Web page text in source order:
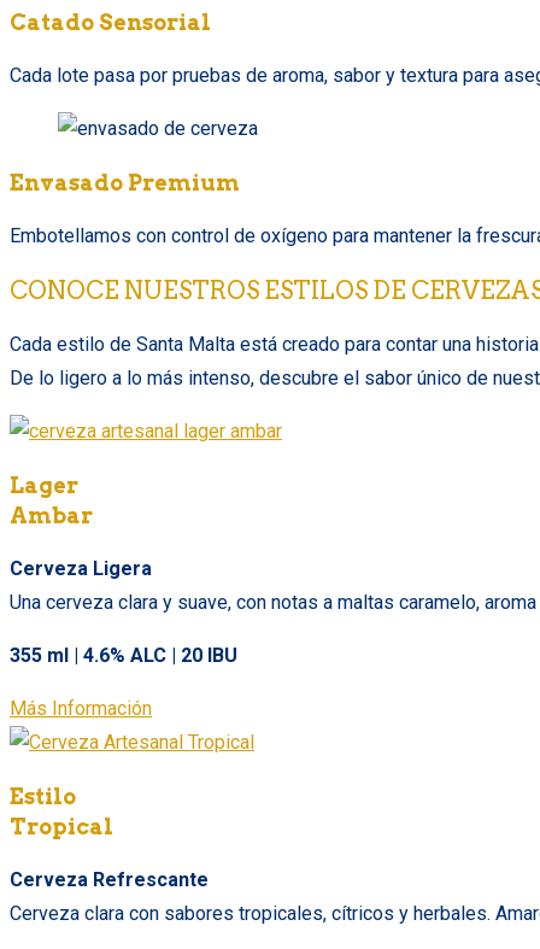
Catado Sensorial
Cada lote pasa por pruebas de aroma, sabor y textura para
Envasado Premium
Embotellamos con control de oxígeno para mantener la
CONOCE NUESTROS ESTILOS DE
Cada estilo de Santa Malta está creado para contar una
De lo ligero a lo más intenso, descubre el sabor único de
Lager
Ambar
Cerveza Ligera
Una cerveza clara y suave, con notas a maltas caramelo,
355 ml | 4.6% ALC | 20 IBU
Más Información
Estilo
Tropical
Cerveza Refrescante
Cerveza clara con sabores tropicales, cítricos y herbales.